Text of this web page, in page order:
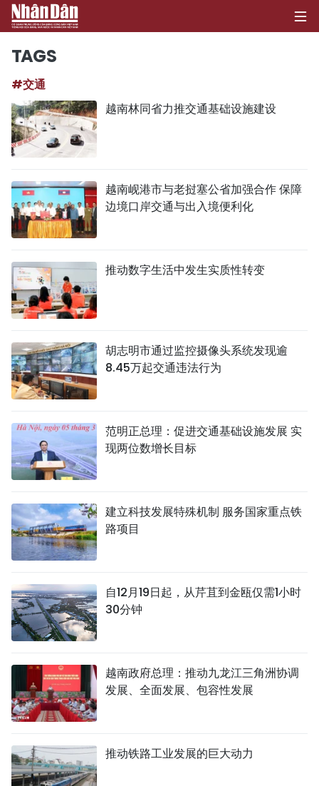
社会
文化
旅游
史海
图表新闻
ENGLISH
РУССКИЙ
TAGS
#交通
越南林同省力推交通基础设施建设
越南岘港市与老挝塞公省加强合作 保障
边境口岸交通与出入境便利化
推动数字生活中发生实质性转变
胡志明市通过监控摄像头系统发现逾
8.45万起交通违法行为
范明正总理：促进交通基础设施发展 实
现两位数增长目标
建立科技发展特殊机制 服务国家重点铁
路项目
自12月19日起，从芹苴到金瓯仅需1小时
30分钟
越南政府总理：推动九龙江三角洲协调
发展、全面发展、包容性发展
推动铁路工业发展的巨大动力